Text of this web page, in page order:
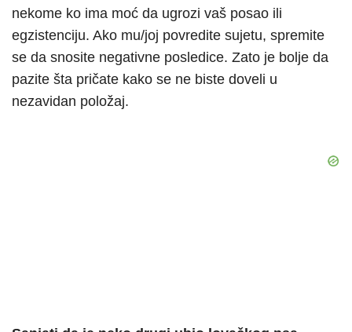
nekome ko ima moć da ugrozi vaš posao ili
egzistenciju. Ako mu/joj povredite sujetu, spremite
se da snosite negativne posledice. Zato je bolje da
pazite šta pričate kako se ne biste doveli u
nezavidan položaj.